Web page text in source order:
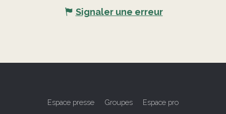
Signaler une erreur
Espace presse Groupes Espace pro